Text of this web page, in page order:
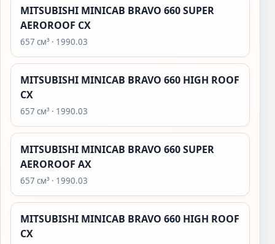
MITSUBISHI MINICAB BRAVO 660 SUPER
AEROROOF CX
657 см³ · 1990.03
MITSUBISHI MINICAB BRAVO 660 HIGH ROOF
CX
657 см³ · 1990.03
MITSUBISHI MINICAB BRAVO 660 SUPER
AEROROOF AX
657 см³ · 1990.03
MITSUBISHI MINICAB BRAVO 660 HIGH ROOF
CX